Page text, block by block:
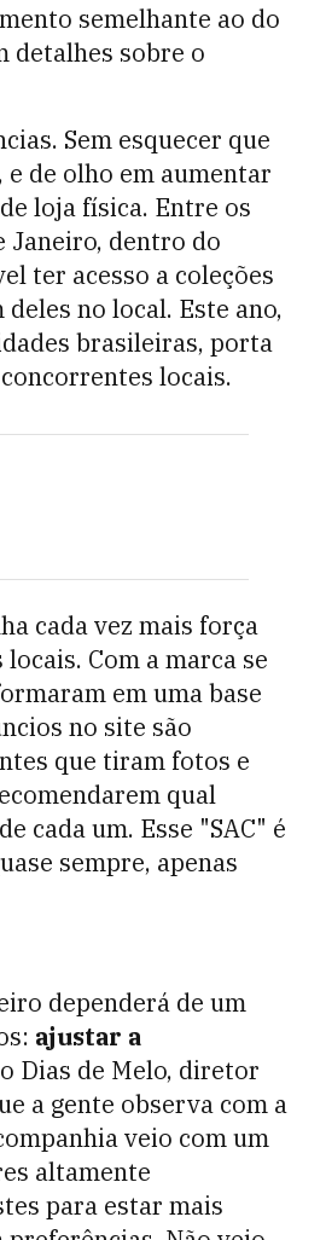
semelhante ao do
detalhes sobre o
Sem esquecer que
de olho em aumentar
loja física. Entre os
Janeiro, dentro do
ter acesso a coleções
no local. Este ano,
brasileiras, porta
locais.
cada vez mais força
Com a marca se
em uma base
no site são
que tiram fotos e
qual
cada um. Esse "SAC" é
sempre, apenas
dependerá de um
ajustar a
Dias de Melo, diretor
a gente observa com a
veio com um
altamente
para estar mais